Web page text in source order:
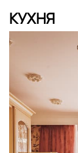
КУХНЯ